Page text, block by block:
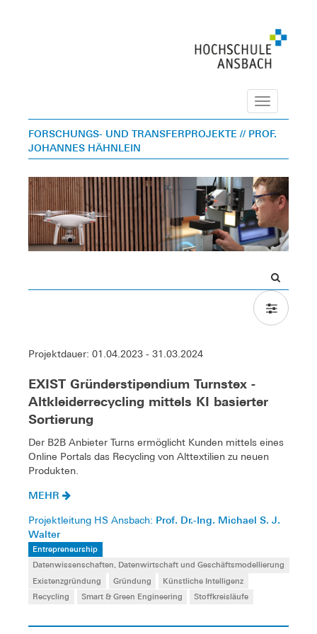
Navigation
FORSCHUNGS- UND TRANSFERPROJEKTE // PROF.
JOHANNES HÄHNLEIN
Projektdauer: 01.04.2023 - 31.03.2024
EXIST Gründerstipendium Turnstex -
Altkleiderrecycling mittels KI basierter
Sortierung
Der B2B Anbieter Turns ermöglicht Kunden mittels eines
Online Portals das Recycling von Alttextilien zu neuen
Produkten.
MEHR
Projektleitung HS Ansbach: Prof. Dr.-Ing. Michael S. J.
Walter
Entrepreneurship
Datenwissenschaften, Datenwirtschaft und Geschäftsmodellierung
Existenzgründung
Gründung
Künstliche Intelligenz
Recycling
Smart & Green Engineering Stoffkreisläufe